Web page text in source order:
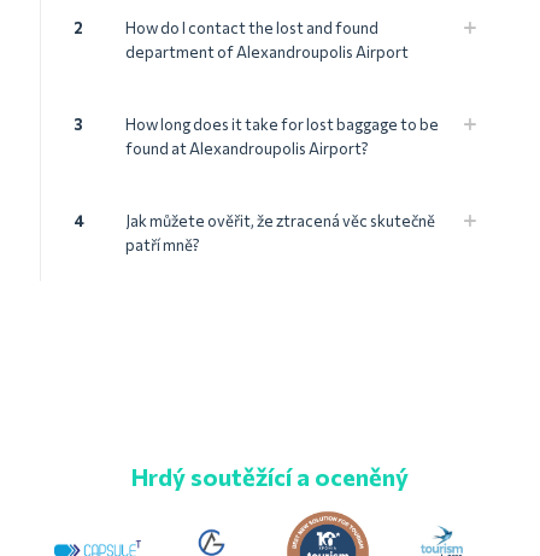
2
How do I contact the lost and found
department of Alexandroupolis Airport
3
How long does it take for lost baggage to be
found at Alexandroupolis Airport?
4
Jak můžete ověřit, že ztracená věc skutečně
patří mně?
Hrdý soutěžící a oceněný